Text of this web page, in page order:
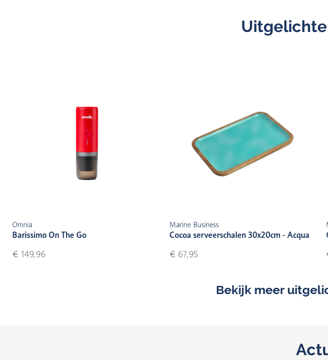
Omnia
Barissimo On The Go
€ 149,96
Marine Business
Cocoa serveerschalen 30x20cm - Acqua
€ 67,95
Bekijk meer